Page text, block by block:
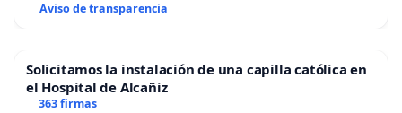
Aviso de transparencia
Solicitamos la instalación de una capilla católica en
el Hospital de Alcañiz
363 firmas